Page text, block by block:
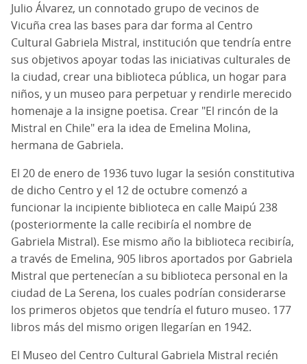
Julio Álvarez, un connotado grupo de vecinos de
Vicuña crea las bases para dar forma al Centro
Cultural Gabriela Mistral, institución que tendría entre
sus objetivos apoyar todas las iniciativas culturales de
la ciudad, crear una biblioteca pública, un hogar para
niños, y un museo para perpetuar y rendirle merecido
homenaje a la insigne poetisa. Crear "El rincón de la
Mistral en Chile" era la idea de Emelina Molina,
hermana de Gabriela.
El 20 de enero de 1936 tuvo lugar la sesión constitutiva
de dicho Centro y el 12 de octubre comenzó a
funcionar la incipiente biblioteca en calle Maipú 238
(posteriormente la calle recibiría el nombre de
Gabriela Mistral). Ese mismo año la biblioteca recibiría,
a través de Emelina, 905 libros aportados por Gabriela
Mistral que pertenecían a su biblioteca personal en la
ciudad de La Serena, los cuales podrían considerarse
los primeros objetos que tendría el futuro museo. 177
libros más del mismo origen llegarían en 1942.
El Museo del Centro Cultural Gabriela Mistral recién